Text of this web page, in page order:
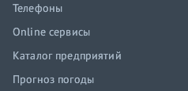
Телефоны
Online сервисы
Каталог предприятий
Прогноз погоды